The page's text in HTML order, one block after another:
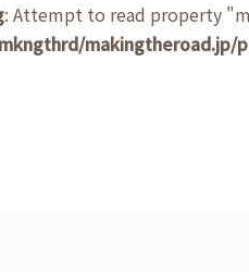
: Attempt to read property